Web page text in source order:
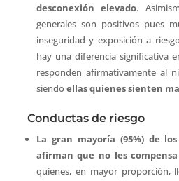
desconexión elevado.
generales son positivos pues
inseguridad y exposición a
hay una diferencia significativa
responden afirmativamente al
siendoellas quienes sienten
Conductas de riesgo
La gran mayoría (95%) de
afirman que no les
quienes, en mayor proporción,